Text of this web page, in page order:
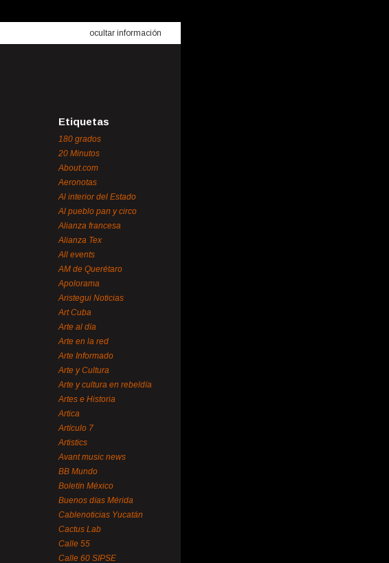
ocultar información
Etiquetas
180 grados
20 Minutos
About.com
Aeronotas
Al interior del Estado
Al pueblo pan y circo
Alianza francesa
Alianza Tex
All events
AM de Querétaro
Apolorama
Aristegui Noticias
Art Cuba
Arte al día
Arte en la red
Arte Informado
Arte y Cultura
Arte y cultura en rebeldía
Artes e Historia
Artica
Artículo 7
Artistics
Avant music news
BB Mundo
Boletín México
Buenos días Mérida
Cablenoticias Yucatán
Cactus Lab
Calle 55
Calle 60 SIPSE